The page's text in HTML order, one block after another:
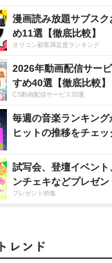
漫画読み放題サブスク
め11選【徹底比較】
オリコン顧客満足度ランキング
2026年動画配信サー
すめ40選【徹底比較】
CS動画配信サービス20選
毎週の音楽ランキング
ヒットの推移をチェッ
試写会、登壇イベント
ンチェキなどプレゼン
プレゼント特集